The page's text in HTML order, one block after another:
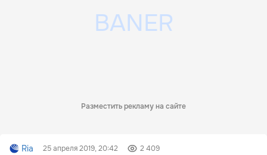
Разместить рекламу на сайте
Ria 25 апреля 2019, 20:42 2 409